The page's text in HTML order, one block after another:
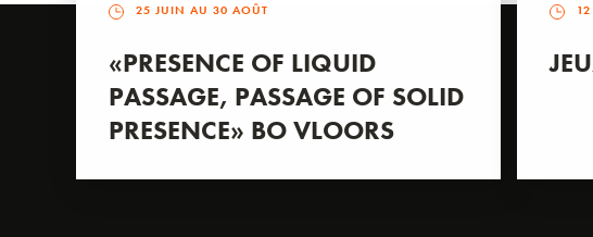
25 JUIN AU 30 AOÛT
«PRESENCE OF LIQUID
PASSAGE, PASSAGE OF SOLID
PRESENCE» BO VLOORS